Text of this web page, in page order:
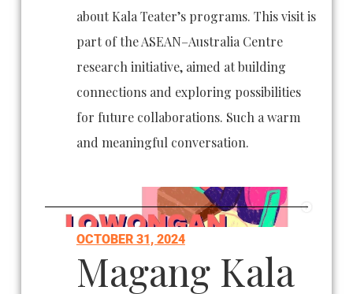
about Kala Teater’s programs. This visit is
part of the ASEAN–Australia Centre
research initiative, aimed at building
connections and exploring possibilities
for future collaborations. Such a warm
and meaningful conversation.
OCTOBER 31, 2024
Magang Kala